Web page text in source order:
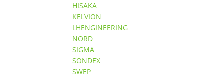
HISAKA
KELVION
LHENGINEERING
NORD
SIGMA
SONDEX
SWEP